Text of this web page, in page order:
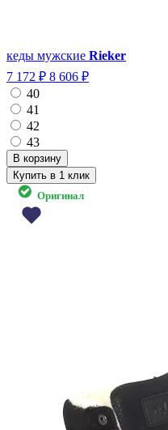
кеды мужские Rieker
7 172 ₽ 8 606 ₽
40
41
42
43
Купить в 1 клик
Оригинал